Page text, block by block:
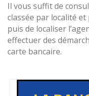
Il vous suffit de
classée par localité
puis de localiser
effectuer des
carte bancaire.